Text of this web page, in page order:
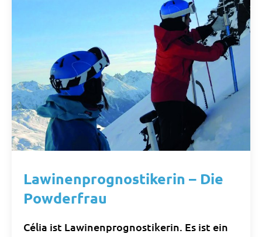
Lawinenprognostikerin – Die
Powderfrau
Célia ist Lawinenprognostikerin. Es ist ein